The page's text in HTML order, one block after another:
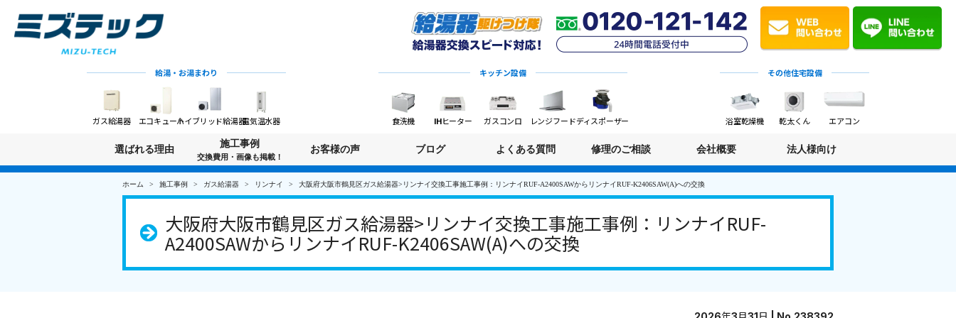
給湯・お湯まわり
ガス給湯器 エコキュートハイブリッド給湯器電気温水器
キッチン設備
食洗機 IHヒーター ガスコンロ レンジフードディスポーザー
その他住宅設備
浴室乾燥機 乾太くん エアコン
選ばれる理由
施工事例
交換費用・画像も掲載！
お客様の声 ブログ よくある質問 修理のご相談 会社概要 法人様向け
ホーム 施工事例 ガス給湯器 リンナイ 大阪府大阪市鶴見区ガス給湯器>リンナイ交換工事施工事例：リンナイRUF-A2400SAWからリンナイRUF-K2406SAW(A)への交換
大阪府大阪市鶴見区ガス給湯器>リンナイ交換工事施工事例：リンナイRUF-
A2400SAWからリンナイRUF-K2406SAW(A)への交換